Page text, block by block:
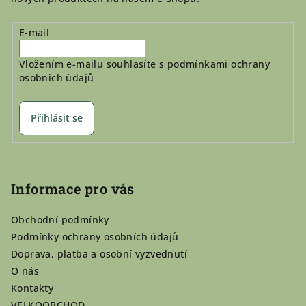
E-mail
Vložením e-mailu souhlasíte s podmínkami ochrany
osobních údajů
Přihlásit se
Informace pro vás
Obchodní podmínky
Podmínky ochrany osobních údajů
Doprava, platba a osobní vyzvednutí
O nás
Kontakty